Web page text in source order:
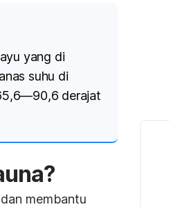
yang di
suhu di
derajat
dan membantu